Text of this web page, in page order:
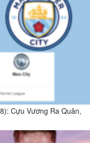
Cựu Vương Ra Quân,